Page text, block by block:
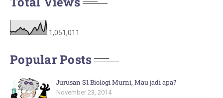
1,051,011
Popular Posts
Jurusan S1 Biologi Murni, Mau jadi apa?
November 23, 2014